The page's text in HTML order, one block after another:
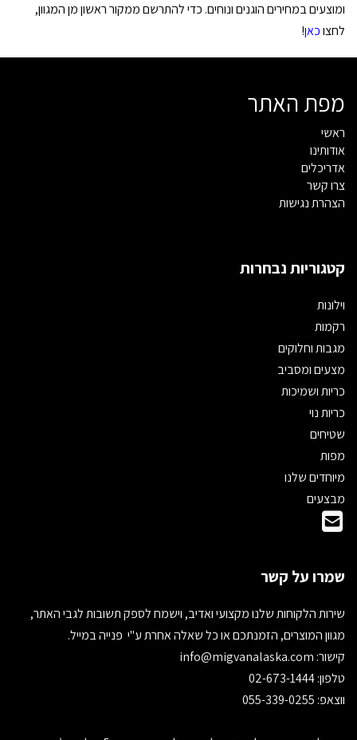
ומוצעים במחירים הוגנים ונוחים. כדי להתרשם ממקור ראשון מן המגוון,
לחצוכאן!
מפת האתר
ראשי
אודותינו
אדריכלים
צרו קשר
הצהרת נגישות
קטגוריות נבחרות
וילונות
רקמות
מגבות וחלוקים
מצעים ומסביב
כריות ושמיכות
כריות נוי
שטיחים
מפות
מיוחדים שלנו
מבצעים
שמרו על קשר
שירות הלקוחות שלנו מקצועי ואדיב, וישמח לספק תשובות לגבי האתר,
מגוון המוצרים, הזמנתכם או כל שאלה אחרת ע"י פנייה במייל.
קישור:
טלפון: 02-673-1444
ווצאפ: 055-339-0255